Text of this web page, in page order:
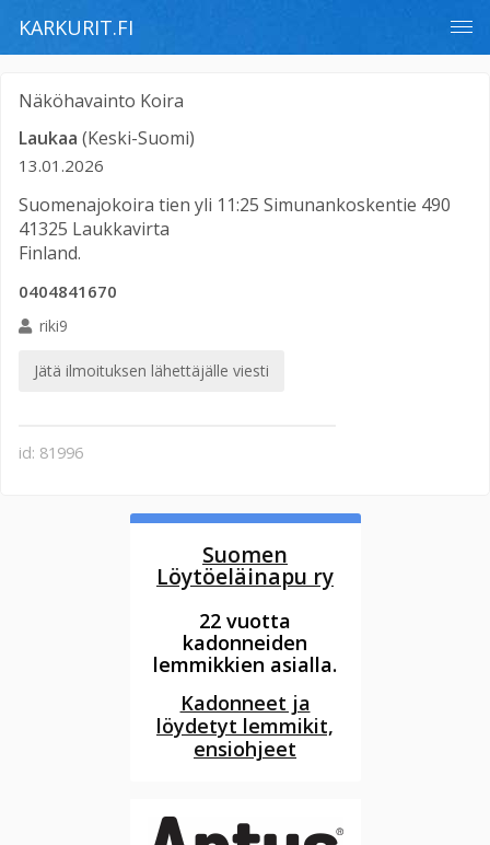
KARKURIT.FI
Näköhavainto Koira
Laukaa (Keski-Suomi)
13.01.2026
Suomenajokoira tien yli 11:25 Simunankoskentie 490
41325 Laukkavirta
Finland.
0404841670
riki9
Jätä ilmoituksen lähettäjälle viesti
id: 81996
Suomen
Löytöeläinapu ry
22 vuotta
kadonneiden
lemmikkien asialla.
Kadonneet ja
löydetyt lemmikit,
ensiohjeet